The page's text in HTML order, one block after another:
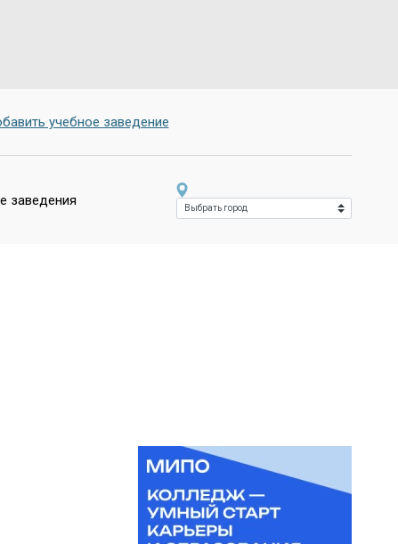
учебное заведение
заведения